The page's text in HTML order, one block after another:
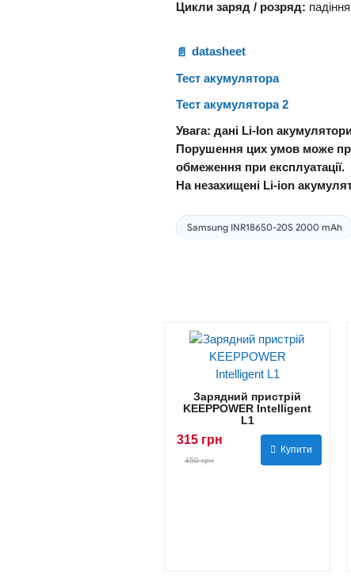
Цикли заряд / розряд:
datasheet
Тест акумулятора
Тест акумулятора 2
Увага: дані Li-Ion
Порушення цих умов може
обмеження при експлуатації.
На незахищені Li-ion
Samsung INR18650-20S 2000 mAh
Зарядний пристрій
KEEPPOWER Intelligent
L1
315 грн
450 грн
Купити